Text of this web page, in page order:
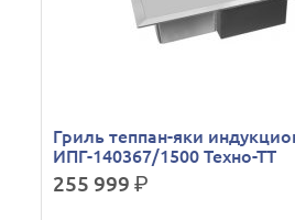
Гриль теппан-яки
ИПГ-140367/1500 Техно-ТТ
255 999р.